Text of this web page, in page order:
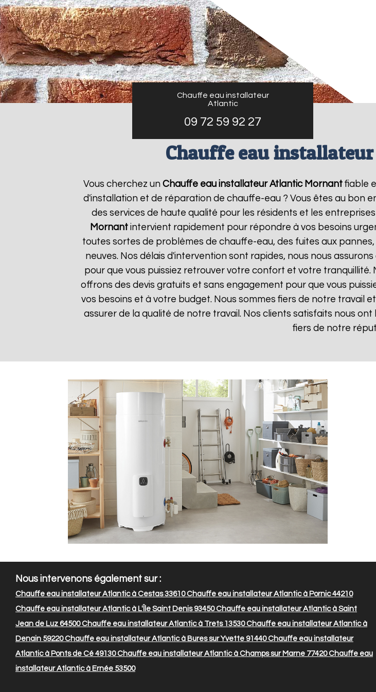
Chauffe eau installateur
Atlantic
09 72 59 92 27
Chauffe eau
Vous cherchez un Chauffe eau installateur Atlantic Mornant fiable
d'installation et de réparation de chauffe-eau ? Vous êtes au bon
des services de haute qualité pour les résidents et les
Mornant intervient rapidement pour répondre à vos besoins
toutes sortes de problèmes de chauffe-eau, des fuites aux
neuves. Nos délais d'intervention sont rapides, nous nous
pour que vous puissiez retrouver votre confort et votre
offrons des devis gratuits et sans engagement pour que vous
vos besoins et à votre budget. Nous sommes fiers de notre travail
assurer de la qualité de notre travail. Nos clients satisfaits nous
fiers de notre
Nous intervenons également sur :
Chauffe eau installateur Atlantic à Cestas 33610Chauffe eau installateur Atlantic à Pornic 44210
Chauffe eau installateur Atlantic à L'Île Saint Denis 93450Chauffe eau installateur Atlantic à Saint
Jean de Luz 64500Chauffe eau installateur Atlantic à Trets 13530Chauffe eau installateur Atlantic à
Denain 59220Chauffe eau installateur Atlantic à Bures sur Yvette 91440Chauffe eau installateur
Atlantic à Ponts de Cé 49130Chauffe eau installateur Atlantic à Champs sur Marne 77420Chauffe eau
installateur Atlantic à Ernée 53500